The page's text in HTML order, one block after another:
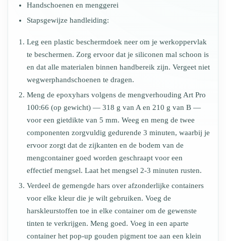
Handschoenen en menggerei
Stapsgewijze handleiding:
Leg een plastic beschermdoek neer om je werkoppervlak
te beschermen. Zorg ervoor dat je siliconen mal schoon is
en dat alle materialen binnen handbereik zijn. Vergeet niet
wegwerphandschoenen te dragen.
Meng de epoxyhars volgens de mengverhouding Art Pro
100:66 (op gewicht) — 318 g van A en 210 g van B —
voor een gietdikte van 5 mm. Weeg en meng de twee
componenten zorgvuldig gedurende 3 minuten, waarbij je
ervoor zorgt dat de zijkanten en de bodem van de
mengcontainer goed worden geschraapt voor een
effectief mengsel. Laat het mengsel 2-3 minuten rusten.
Verdeel de gemengde hars over afzonderlijke containers
voor elke kleur die je wilt gebruiken. Voeg de
harskleurstoffen toe in elke container om de gewenste
tinten te verkrijgen. Meng goed. Voeg in een aparte
container het pop-up gouden pigment toe aan een klein